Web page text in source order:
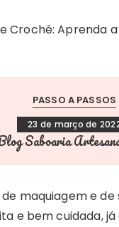
PASSO A PASSOS
23 de março de
Saboaria
maquiagem e
e bem cuidada, já